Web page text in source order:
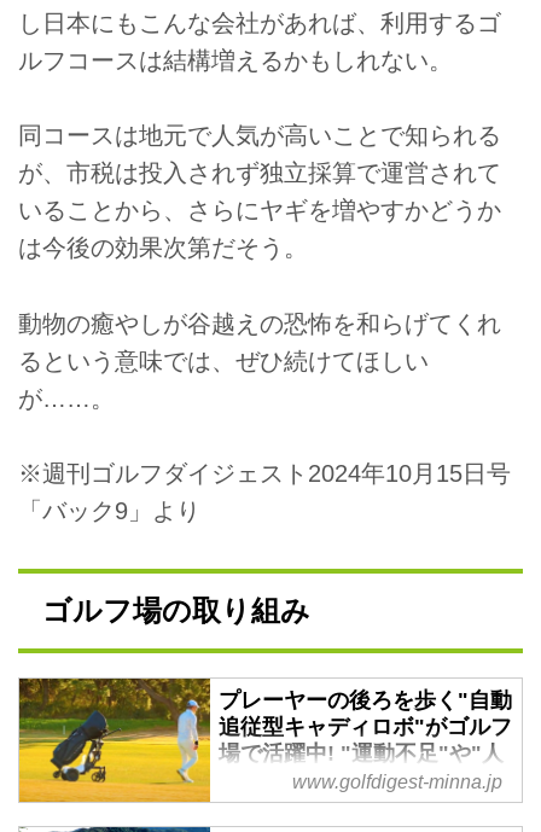
し日本にもこんな会社があれば、利用するゴ
ルフコースは結構増えるかもしれない。
同コースは地元で人気が高いことで知られる
が、市税は投入されず独立採算で運営されて
いることから、さらにヤギを増やすかどうか
は今後の効果次第だそう。
動物の癒やしが谷越えの恐怖を和らげてくれ
るという意味では、ぜひ続けてほしい
が……。
※週刊ゴルフダイジェスト2024年10月15日号
「バック9」より
ゴルフ場の取り組み
プレーヤーの後ろを歩く"自動
追従型キャディロボ"がゴルフ
場で活躍中! "運動不足"や"人
手不足"解消に一役? - みんな
のゴルフダイジェスト
www.golfdigest-minna.jp